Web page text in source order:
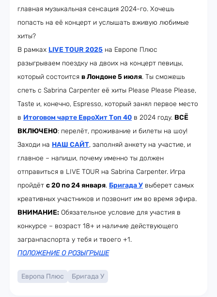
главная музыкальная сенсация 2024-го. Хочешь
попасть на её концерт и услышать вживую любимые
хиты?
В рамках LIVE TOUR 2025 на Европе Плюс
разыгрываем поездку на двоих на концерт певицы,
который состоится в Лондоне 5 июля. Ты сможешь
спеть с Sabrina Carpenter её хиты Please Please Please,
Taste и, конечно, Espresso, который занял первое место
в Итоговом чарте ЕвроХит Топ 40 в 2024 году. ВСЁ
ВКЛЮЧЕНО: перелёт, проживание и билеты на шоу!
Заходи на НАШ САЙТ, заполняй анкету на участие, и
главное – напиши, почему именно ты должен
отправиться в LIVE TOUR на Sabrina Carpenter. Игра
пройдёт с 20 по 24 января. Бригада У выберет самых
креативных участников и позвонит им во время эфира.
ВНИМАНИЕ: Обязательное условие для участия в
конкурсе – возраст 18+ и наличие действующего
загранпаспорта у тебя и твоего +1.
ПОЛОЖЕНИЕ О РОЗЫГРЫШЕ
Европа Плюс Бригада У